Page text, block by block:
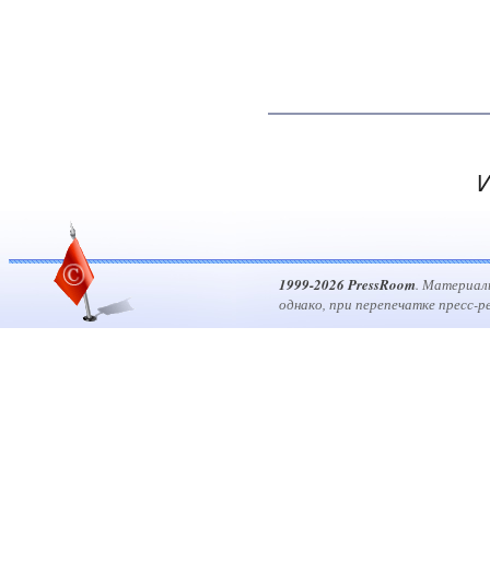
1999-2026 PressRoom.
однако, при перепечатке пресс-